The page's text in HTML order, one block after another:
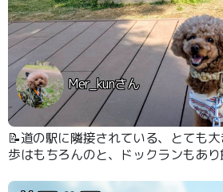
Mer_kunさん
📝道の駅に隣接されている、とても
歩はもちろんのと、ドックランもあ
されているので１日中遊んでゆっくり